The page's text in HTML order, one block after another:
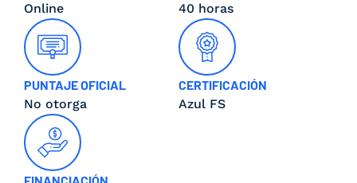
Online
40 horas
PUNTAJE OFICIAL
No otorga
CERTIFICACIÓN
Azul FS